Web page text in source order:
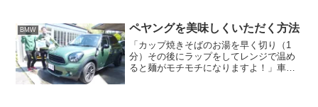
た。 買うつもりのなか...
BMW ペヤングを美味しくいただく方法
「カップ焼きそばのお湯を早く切り（1
分）その後にラップをしてレンジで温め
ると麺がモチモチになりますよ！」車以